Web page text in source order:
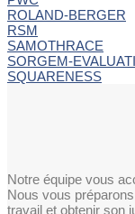
ROLAND-BERGER
RSM
SAMOTHRACE
SORGEM-
SQUARENESS
Notre équipe vous
Nous vous
travail et obtenir son